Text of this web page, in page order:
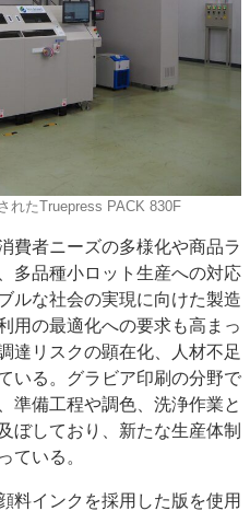
れたTruepress PACK 830F
費者ニーズの多様化や商品ラ
多品種小ロット生産への対応
ルな社会の実現に向けた製造
用の最適化への要求も高まっ
達リスクの顕在化、人材不足
いる。グラビア印刷の分野で
準備工程や調色、洗浄作業と
ぼしており、新たな生産体制
ている。
料インクを採用した版を使用